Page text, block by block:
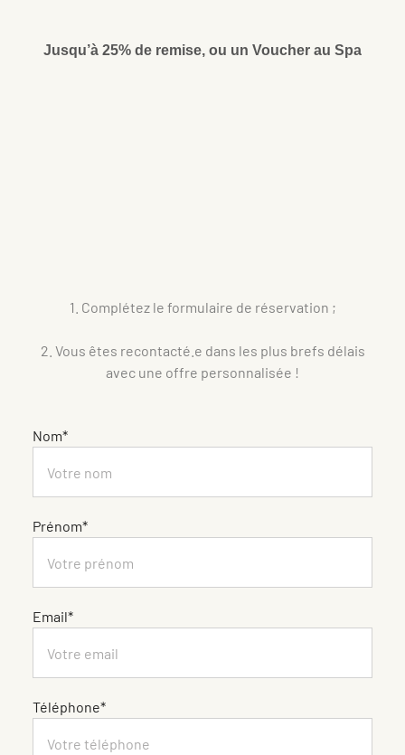
Jusqu’à 25% de remise, ou un Voucher au Spa
1. Complétez le formulaire de réservation ;
2. Vous êtes recontacté.e dans les plus brefs délais
avec une offre personnalisée !
Nom*
Prénom*
Email*
Téléphone*